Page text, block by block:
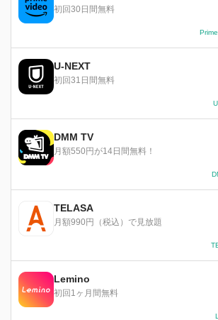
ち受ける出会い、そして運命
初回30日間無料
U-NEXT
初回31日間無料
DMM TV
月額550円が14日間無料！
TELASA
月額990円（税込）で見放題
Lemino
初回1ヶ月間無料